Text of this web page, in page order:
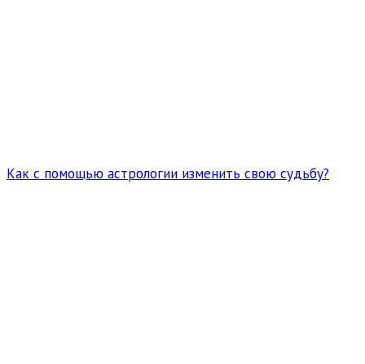
Как с помощью астрологии изменить свою судьбу?